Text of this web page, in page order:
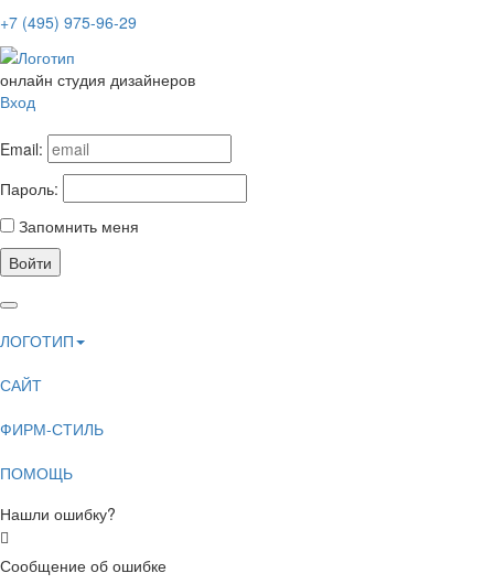
+7 (495) 975-96-29
онлайн студия дизайнеров
Вход
Email:
Пароль:
Запомнить меня
Войти
ЛОГОТИП
САЙТ
ФИРМ-СТИЛЬ
ПОМОЩЬ
Нашли ошибку?
Сообщение об ошибке